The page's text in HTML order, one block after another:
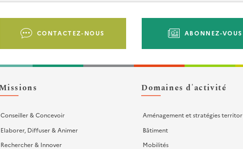
CONTACTEZ-NOUS ABONNEZ-VOUS
Missions
Conseiller & Concevoir
Elaborer, Diffuser & Animer
Rechercher & Innover
Domaines d'activité
Aménagement et stratégies
Bâtiment
Mobilités